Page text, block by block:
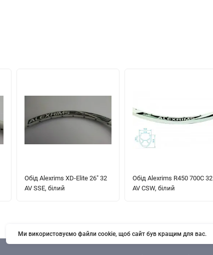
Обід Alexrims XD-Elite 26" 32
AV SSE, білий
Обід Alexrims R450 700C 32
AV CSW, білий
Ми використовуємо файли cookie, щоб сайт був кращим для вас.